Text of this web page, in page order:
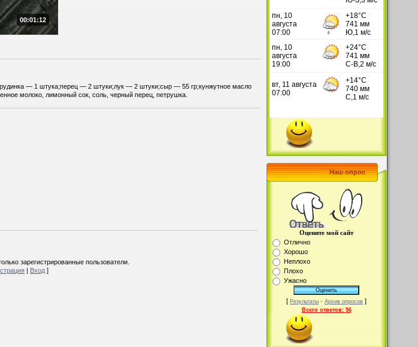
00:01:12
— 1 штука;перец — 2 штуки;лук — 2 штуки;сыр — 55 гр;кунжутное масло
молоко, лимонный сок, соль, черный перец, петрушка.
зарегистрированные пользователи.
|Вход]
Наш опрос
Оцените мой сайт
Отлично
Хорошо
Неплохо
Плохо
Ужасно
[ Результаты · Архив опросов ]
Всего ответов: 56